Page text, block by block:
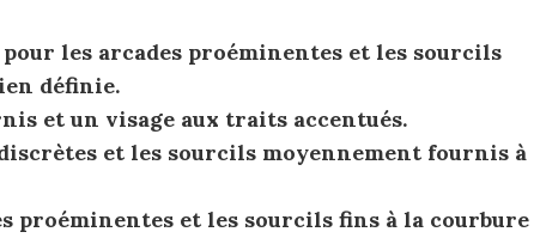
les arcades proéminentes et les sourcils
définie.
et un visage aux traits accentués.
et les sourcils moyennement fournis à
proéminentes et les sourcils fins à la courbure